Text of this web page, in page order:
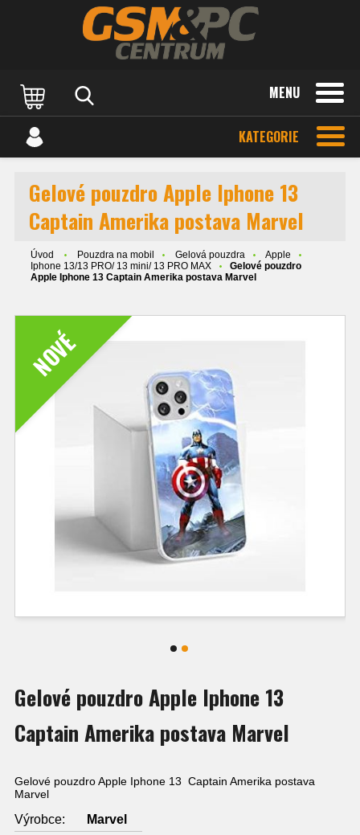
MENU
KATEGORIE
Gelové pouzdro Apple Iphone 13
Captain Amerika postava Marvel
Úvod Pouzdra na mobil Gelová pouzdra
Apple
Iphone 13/13 PRO/ 13 mini/ 13 PRO MAX
Gelové pouzdro
Apple Iphone 13 Captain Amerika postava Marvel
NOVÉ
Gelové pouzdro Apple Iphone 13
Captain Amerika postava Marvel
Gelové pouzdro Apple Iphone 13 Captain Amerika postava
Marvel
Výrobce:
Marvel